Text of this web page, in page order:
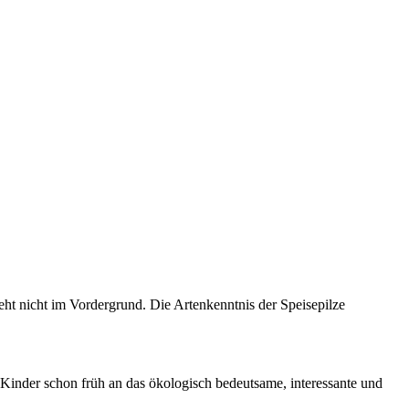
nicht im Vordergrund. Die Artenkenntnis der Speisepilze
schon früh an das ökologisch bedeutsame, interessante und